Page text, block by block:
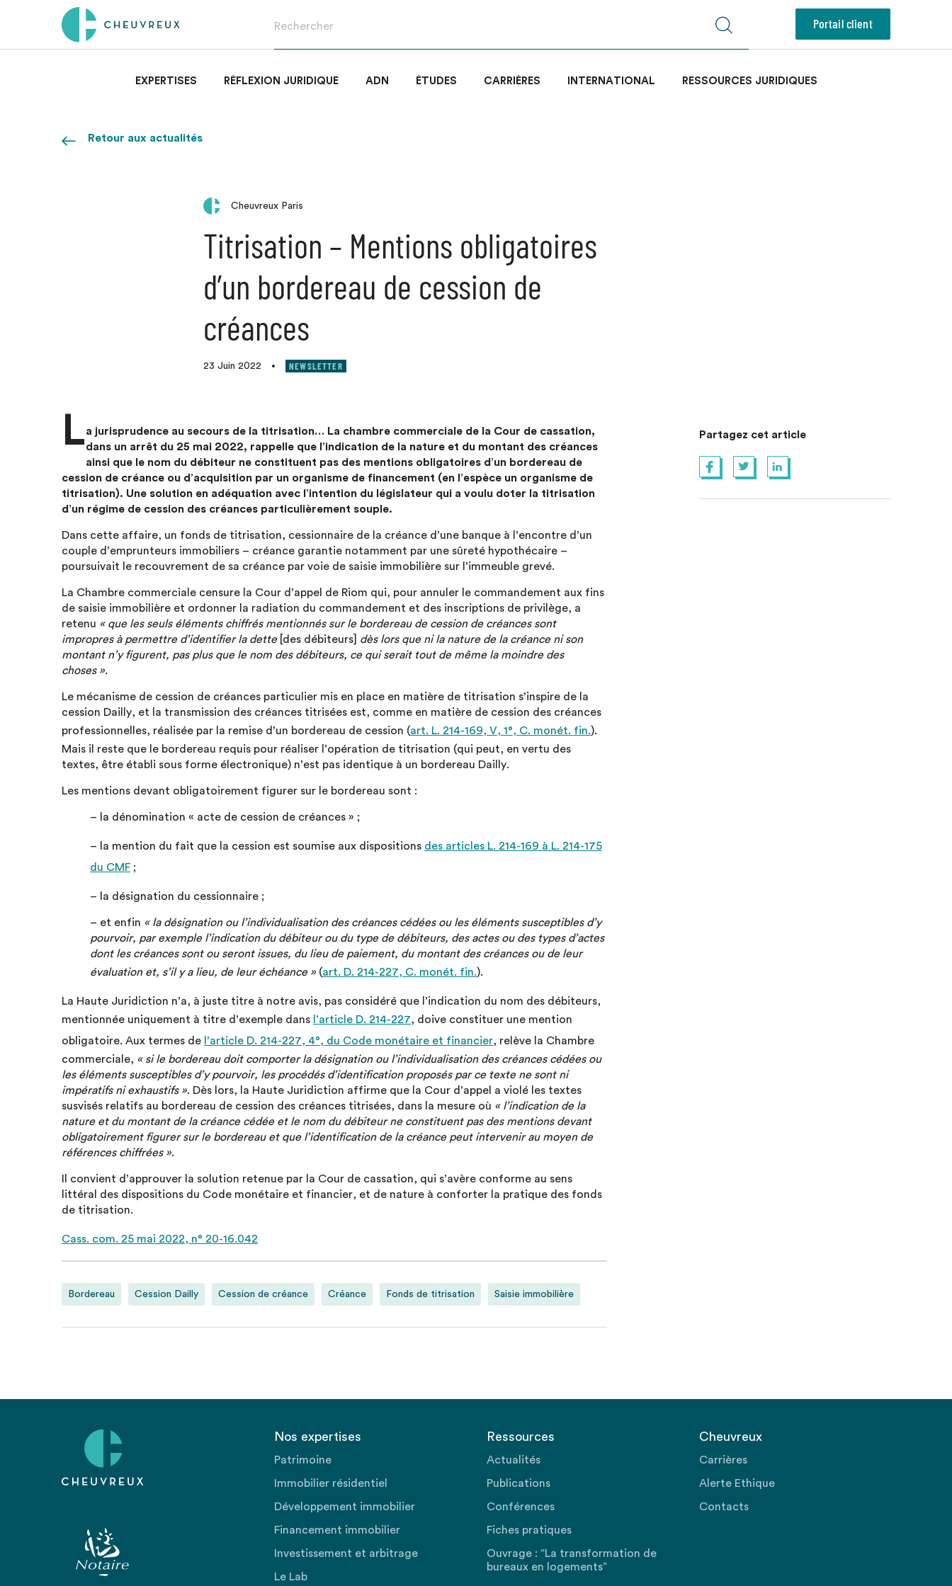
Portail client
EXPERTISES RÉFLEXION JURIDIQUE ADN ÉTUDES CARRIÈRES INTERNATIONAL RESSOURCES JURIDIQUES
Retour aux actualités
Cheuvreux Paris
Titrisation – Mentions obligatoires
d’un bordereau de cession de
créances
23 Juin 2022 • NEWSLETTER
La jurisprudence au secours de la titrisation… La chambre commerciale de la Cour de cassation,
dans un arrêt du 25 mai 2022, rappelle que l’indication de la nature et du montant des créances
ainsi que le nom du débiteur ne constituent pas des mentions obligatoires d’un bordereau de
cession de créance ou d’acquisition par un organisme de financement (en l’espèce un organisme de
titrisation). Une solution en adéquation avec l’intention du législateur qui a voulu doter la titrisation
d’un régime de cession des créances particulièrement souple.
Dans cette affaire, un fonds de titrisation, cessionnaire de la créance d’une banque à l’encontre d’un
couple d’emprunteurs immobiliers – créance garantie notamment par une sûreté hypothécaire –
poursuivait le recouvrement de sa créance par voie de saisie immobilière sur l’immeuble grevé.
La Chambre commerciale censure la Cour d’appel de Riom qui, pour annuler le commandement aux fins
de saisie immobilière et ordonner la radiation du commandement et des inscriptions de privilège, a
retenu « que les seuls éléments chiffrés mentionnés sur le bordereau de cession de créances sont
impropres à permettre d’identifier la dette[des débiteurs] dès lors que ni la nature de la créance ni son
montant n’y figurent, pas plus que le nom des débiteurs, ce qui serait tout de même la moindre des
choses ».
Le mécanisme de cession de créances particulier mis en place en matière de titrisation s’inspire de la
cession Dailly, et la transmission des créances titrisées est, comme en matière de cession des créances
professionnelles, réalisée par la remise d’un bordereau de cession (art. L. 214-169, V, 1°, C. monét. fin.).
Mais il reste que le bordereau requis pour réaliser l’opération de titrisation (qui peut, en vertu des
textes, être établi sous forme électronique) n’est pas identique à un bordereau Dailly.
Les mentions devant obligatoirement figurer sur le bordereau sont :
– la dénomination « acte de cession de créances » ;
– la mention du fait que la cession est soumise aux dispositions des articles L. 214-169 à L. 214-175
du CMF ;
– la désignation du cessionnaire ;
– et enfin « la désignation ou l’individualisation des créances cédées ou les éléments susceptibles d’y
pourvoir, par exemple l’indication du débiteur ou du type de débiteurs, des actes ou des types d’actes
dont les créances sont ou seront issues, du lieu de paiement, du montant des créances ou de leur
évaluation et, s’il y a lieu, de leur échéance » (art. D. 214-227, C. monét. fin.).
La Haute Juridiction n’a, à juste titre à notre avis, pas considéré que l’indication du nom des débiteurs,
mentionnée uniquement à titre d’exemple dans l’article D. 214-227, doive constituer une mention
obligatoire. Aux termes de l’article D. 214-227, 4°, du Code monétaire et financier, relève la Chambre
commerciale, « si le bordereau doit comporter la désignation ou l’individualisation des créances cédées ou
les éléments susceptibles d’y pourvoir, les procédés d’identification proposés par ce texte ne sont ni
impératifs ni exhaustifs ». Dès lors, la Haute Juridiction affirme que la Cour d’appel a violé les textes
susvisés relatifs au bordereau de cession des créances titrisées, dans la mesure où « l’indication de la
nature et du montant de la créance cédée et le nom du débiteur ne constituent pas des mentions devant
obligatoirement figurer sur le bordereau et que l’identification de la créance peut intervenir au moyen de
références chiffrées ».
Il convient d’approuver la solution retenue par la Cour de cassation, qui s’avère conforme au sens
littéral des dispositions du Code monétaire et financier, et de nature à conforter la pratique des fonds
de titrisation.
Cass. com. 25 mai 2022, n° 20-16.042
Bordereau Cession Dailly Cession de créance Créance Fonds de titrisation Saisie immobilière
Partagez cet article
Nos expertises
Patrimoine
Immobilier résidentiel
Développement immobilier
Financement immobilier
Investissement et arbitrage
Le Lab
Ressources
Actualités
Publications
Conférences
Fiches pratiques
Ouvrage : “La transformation de
bureaux en logements”
Cheuvreux
Carrières
Alerte Ethique
Contacts